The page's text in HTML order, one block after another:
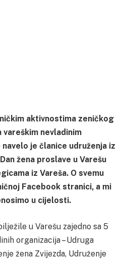
aktivnostima zeničkog
vareškim nevladinim
je članice udruženja iz
žena proslave u Varešu
iz Vareša. O svemu
Facebook stranici, a mi
u cijelosti.
u Varešu zajedno sa 5
organizacija – Udruga
žena Zvijezda, Udruženje